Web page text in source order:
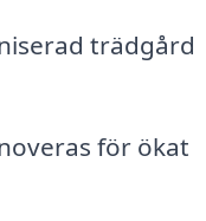
trädgård
för ökat